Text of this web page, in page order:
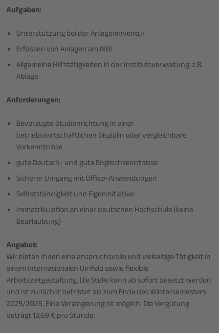
Aufgaben:
Unterstützung bei der Anlageninventur
Erfassen von Anlagen am MBI
Allgemeine Hilfstätigkeiten in der Institutsverwaltung, z.B.
Ablage
Anforderungen:
Bevorzugte Studienrichtung in einer
betriebswirtschaftlichen Disziplin oder vergleichbare
Vorkenntnisse
gute Deutsch- und gute Englischkenntnisse
Sicherer Umgang mit Office-Anwendungen
Selbstständigkeit und Eigeninitiative
Immatrikulation an einer deutschen Hochschule (keine
Beurlaubung)
Angebot:
Wir bieten Ihnen eine anspruchsvolle und vielseitige Tätigkeit in
einem internationalen Umfeld sowie flexible
Arbeitszeitgestaltung. Die Stelle kann ab sofort besetzt werden
und ist zunächst befristet bis zum Ende des Wintersemesters
2025/2026. Eine Verlängerung ist möglich. Die Vergütung
beträgt 13,69 € pro Stunde.